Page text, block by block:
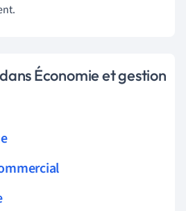
Économie et gestion